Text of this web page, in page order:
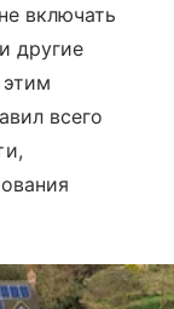
включать
и другие
всего